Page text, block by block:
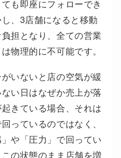
も即座にフォローでき
、3店舗になると移動
担となり、全ての営業
物理的に不可能です。
いないと店の空気が緩
い日はなぜか売上が落
きている場合、それは
っているのではなく、
や「圧力」で回ってい
の状態のまま店舗を増